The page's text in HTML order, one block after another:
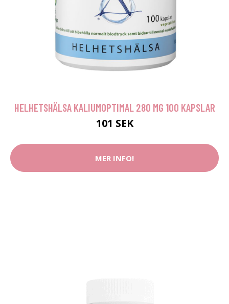
HELHETSHÄLSA KALIUMOPTIMAL 280 MG 100 KAPSLAR
101 SEK
MER INFO!